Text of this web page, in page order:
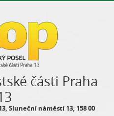
části Praha
Sluneční náměstí 13, 158 00